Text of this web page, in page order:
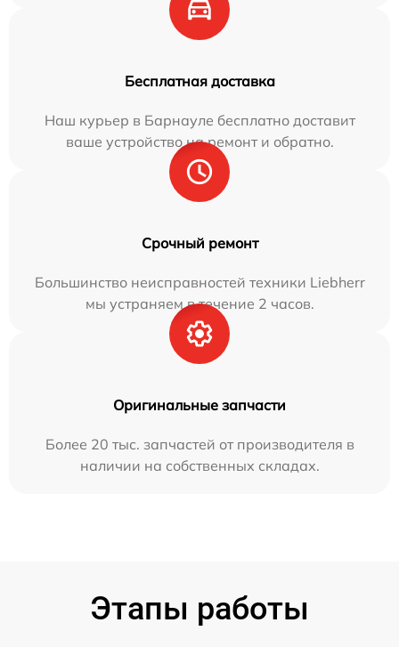
Бесплатная доставка
Наш курьер в Барнауле бесплатно доставит
ваше устройство на ремонт и обратно.
Срочный ремонт
Большинство неисправностей техники Liebherr
мы устраняем в течение 2 часов.
Оригинальные запчасти
Более 20 тыс. запчастей от производителя в
наличии на собственных складах.
Этапы работы